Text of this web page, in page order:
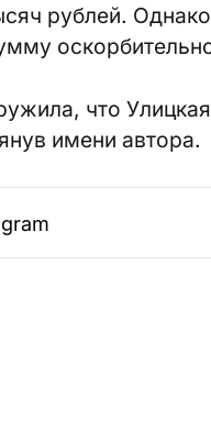
рублей.
что
имени автора.